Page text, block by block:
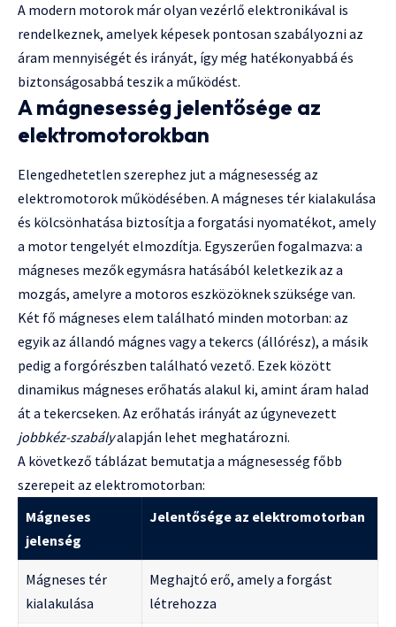
A modern motorok már olyan vezérlő elektronikával is
rendelkeznek, amelyek képesek pontosan szabályozni az
áram mennyiségét és irányát, így még hatékonyabbá és
biztonságosabbá teszik a működést.
A mágnesesség jelentősége az
elektromotorokban
Elengedhetetlen szerephez jut a mágnesesség az
elektromotorok működésében. A mágneses tér kialakulása
és kölcsönhatása biztosítja a forgatási nyomatékot, amely
a motor tengelyét elmozdítja. Egyszerűen fogalmazva: a
mágneses mezők egymásra hatásából keletkezik az a
mozgás, amelyre a motoros eszközöknek szüksége van.
Két fő mágneses elem található minden motorban: az
egyik az állandó mágnes vagy a tekercs (állórész), a másik
pedig a forgórészben található vezető. Ezek között
dinamikus mágneses erőhatás alakul ki, amint áram halad
át a tekercseken. Az erőhatás irányát az úgynevezett
jobbkéz-szabályalapján lehet meghatározni.
A következő táblázat bemutatja a mágnesesség főbb
szerepeit az elektromotorban:
Mágneses
jelenség
Jelentősége az elektromotorban
Mágneses tér
kialakulása
Meghajtó erő, amely a forgást
létrehozza